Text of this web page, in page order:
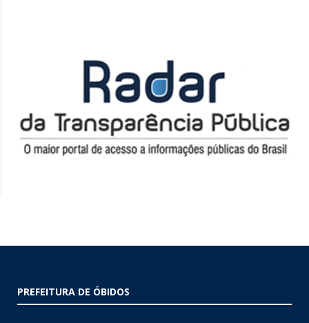
PREFEITURA DE ÓBIDOS